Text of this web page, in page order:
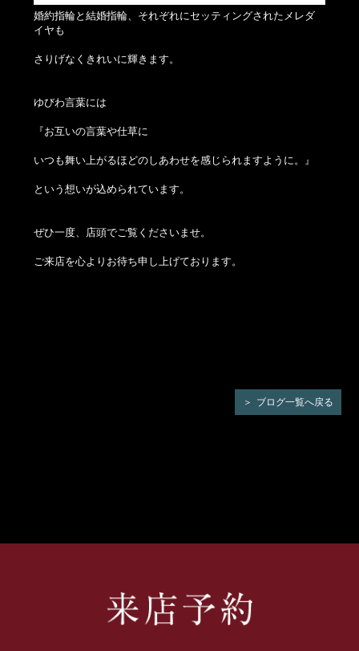
婚約指輪と結婚指輪、それぞれにセッティングされたメレダ
イヤも
さりげなくきれいに輝きます。
ゆびわ言葉には
『お互いの言葉や仕草に
いつも舞い上がるほどのしあわせを感じられますように。』
という想いが込められています。
ぜひ一度、店頭でご覧くださいませ。
ご来店を心よりお待ち申し上げております。
ブログ一覧へ戻る